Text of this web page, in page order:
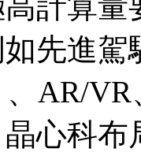
先進駕
、AR/
心科